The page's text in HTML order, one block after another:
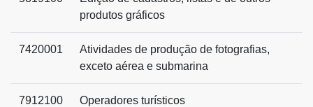
produtos gráficos
7420001
Atividades de produção de fotografias,
exceto aérea e submarina
7912100 Operadores turísticos